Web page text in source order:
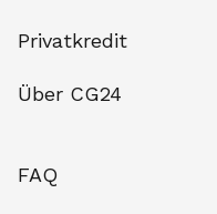
Privatkredit
Über CG24
FAQ